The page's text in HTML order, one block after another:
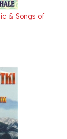
& Songs of